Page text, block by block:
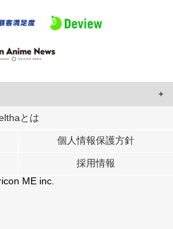
ユーザーに合わせたコンテンツや広告の
各パートナーに提供しています。
ーが各パートナーに提供した他の情報や、
を使用したときに収集した他の情報を組み
とは
個人情報保護方針
採用情報
ME inc.